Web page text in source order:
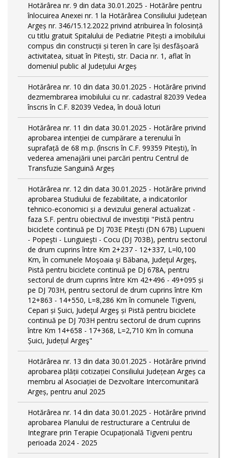
Hotărârea nr. 9 din data 30.01.2025 - Hotărâre pentru
înlocuirea Anexei nr. 1 la Hotărârea Consiliului Județean
Argeș nr. 346/15.12.2022 privind atribuirea în folosință
cu titlu gratuit Spitalului de Pediatrie Pitești a imobilului
compus din construcții și teren în care își desfășoară
activitatea, situat în Pitești, str. Dacia nr. 1, aflat în
domeniul public al Județului Argeș
Hotărârea nr. 10 din data 30.01.2025 - Hotărâre privind
dezmembrarea imobilului cu nr. cadastral 82039 Vedea
înscris în C.F. 82039 Vedea, în două loturi
Hotărârea nr. 11 din data 30.01.2025 - Hotărâre privind
aprobarea intenției de cumpărare a terenului în
suprafață de 68 m.p. (înscris în C.F. 99359 Pitești), în
vederea amenajării unei parcări pentru Centrul de
Transfuzie Sanguină Argeș
Hotărârea nr. 12 din data 30.01.2025 - Hotărâre privind
aprobarea Studiului de fezabilitate, a indicatorilor
tehnico-economici și a devizului general actualizat -
faza S.F. pentru obiectivul de investiţii "Pistă pentru
biciclete continuă pe DJ 703E Piteşti (DN 67B) Lupueni
- Popeşti - Lunguieşti - Cocu (DJ 703B), pentru sectorul
de drum cuprins între Km 2+237 - 12+337, L=l0,100
Km, în comunele Moşoaia şi Băbana, Judeţul Argeş,
Pistă pentru biciclete continuă pe DJ 678A, pentru
sectorul de drum cuprins între Km 42+496 - 49+095 și
pe DJ 703H, pentru sectorul de drum cuprins între Km
12+863 - 14+550, L=8,286 Km în comunele Tigveni,
Cepari și Șuici, Judeţul Argeş și Pistă pentru biciclete
continuă pe DJ 703H pentru sectorul de drum cuprins
între Km 14+658 - 17+368, L=2,710 Km în comuna
Șuici, Județul Argeş"
Hotărârea nr. 13 din data 30.01.2025 - Hotărâre privind
aprobarea plății cotizației Consiliului Județean Argeș ca
membru al Asociației de Dezvoltare Intercomunitară
Argeș, pentru anul 2025
Hotărârea nr. 14 din data 30.01.2025 - Hotărâre privind
aprobarea Planului de restructurare a Centrului de
Integrare prin Terapie Ocupațională Tigveni pentru
perioada 2024 - 2025